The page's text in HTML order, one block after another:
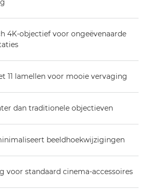
4K-objectief voor ongeëvenaarde
11 lamellen voor mooie vervaging
dan traditionele objectieven
beeldhoekwijzigingen
voor standaard cinema-accessoires